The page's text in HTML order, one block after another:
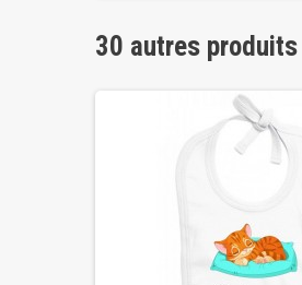
30 autres